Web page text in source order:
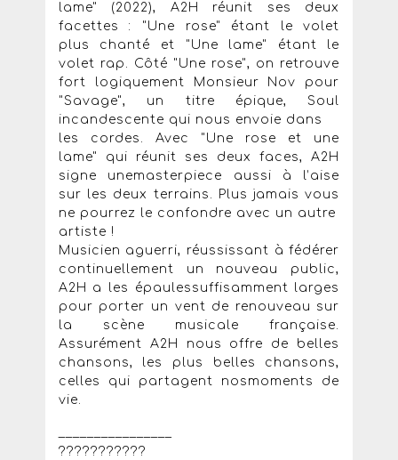
lame" (2022), A2H réunit ses deux
facettes : "Une rose" étant le volet
plus chanté et "Une lame" étant le
volet rap. Côté "Une rose", on retrouve
fort logiquement Monsieur Nov pour
"Savage", un titre épique, Soul
incandescente qui nous envoie dans
les cordes. Avec "Une rose et une
lame" qui réunit ses deux faces, A2H
signe unemasterpiece aussi à l’aise
sur les deux terrains. Plus jamais vous
ne pourrez le confondre avec un autre
artiste !
Musicien aguerri, réussissant à fédérer
continuellement un nouveau public,
A2H a les épaulessuffisamment larges
pour porter un vent de renouveau sur
la scène musicale française.
Assurément A2H nous offre de belles
chansons, les plus belles chansons,
celles qui partagent nosmoments de
vie.
???????????